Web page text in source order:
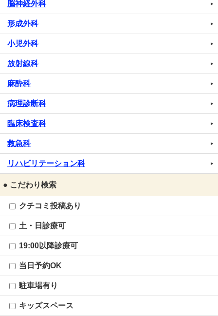
脳神経外科
形成外科
小児外科
放射線科
麻酔科
病理診断科
臨床検査科
救急科
リハビリテーション科
● こだわり検索
クチコミ投稿あり
土・日診療可
19:00以降診療可
当日予約OK
駐車場有り
キッズスペース